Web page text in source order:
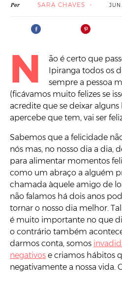
Por SARA CHAVES
N
ão é certo que
Ipiranga todos os
sempre a pessoa
(ficávamos muito felizes se
acredite que se deixar
apercebe que tem, vai ser
Sabemos que a felicidade
nós mas, no nosso dia a dia,
para alimentar momentos
como um abraço a alguém
chamada àquele amigo de
não falamos há dois anos
tornar o nosso dia melhor.
é muito importante no que
o contrário também
darmos conta, somos
negativos e criamos hábitos
negativamente a nossa vida.